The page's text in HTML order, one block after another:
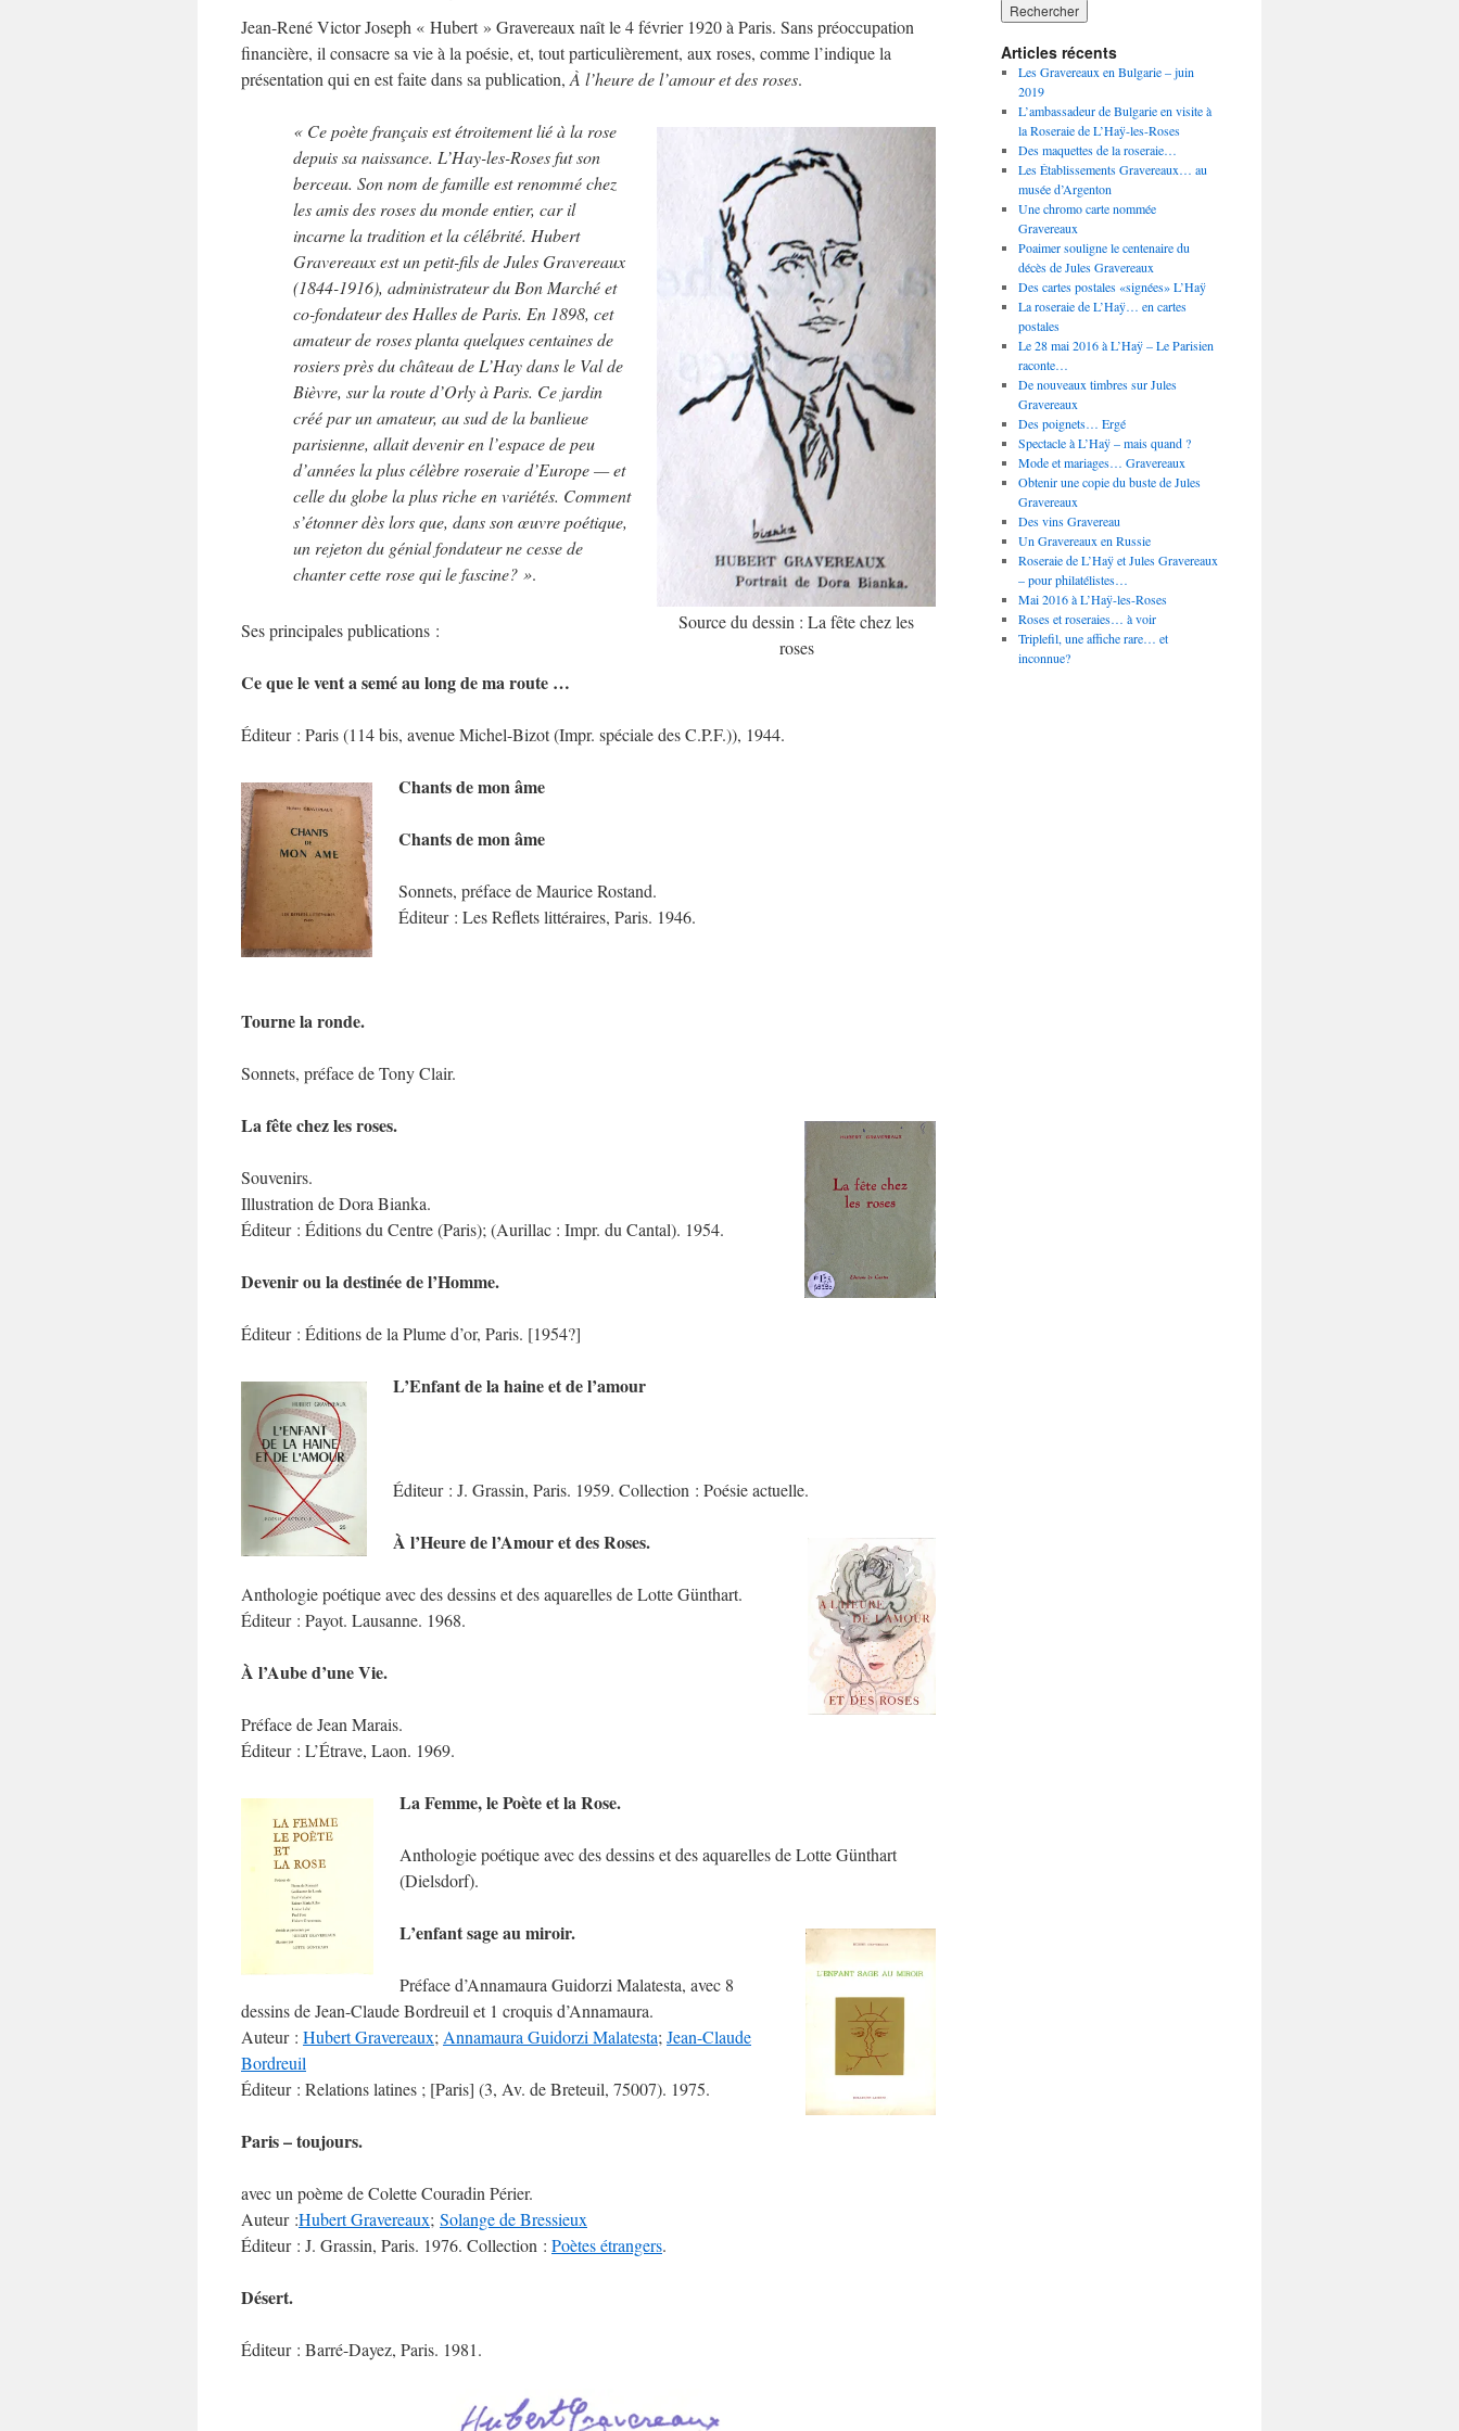
Jean-René Victor Joseph « Hubert » Gravereaux naît le 4 février 1920 à Paris. Sans préoccupation
financière, il consacre sa vie à la poésie, et, tout particulièrement, aux roses, comme l’indique la
présentation qui en est faite dans sa publication, À l’heure de l’amour et des roses.
Source du dessin : La fête chez les
roses
« Ce poète français est étroitement lié à la rose
depuis sa naissance. L’Hay-les-Roses fut son
berceau. Son nom de famille est renommé chez
les amis des roses du monde entier, car il
incarne la tradition et la célébrité. Hubert
Gravereaux est un petit-fils de Jules Gravereaux
(1844-1916), administrateur du Bon Marché et
co-fondateur des Halles de Paris. En 1898, cet
amateur de roses planta quelques centaines de
rosiers près du château de L’Hay dans le Val de
Bièvre, sur la route d’Orly à Paris. Ce jardin
créé par un amateur, au sud de la banlieue
parisienne, allait devenir en l’espace de peu
d’années la plus célèbre roseraie d’Europe — et
celle du globe la plus riche en variétés. Comment
s’étonner dès lors que, dans son œuvre poétique,
un rejeton du génial fondateur ne cesse de
chanter cette rose qui le fascine? ».
Ses principales publications :
Ce que le vent a semé au long de ma route …
Éditeur : Paris (114 bis, avenue Michel-Bizot (Impr. spéciale des C.P.F.)), 1944.
Chants de mon âme
Chants de mon âme
Sonnets, préface de Maurice Rostand.
Éditeur : Les Reflets littéraires, Paris. 1946.
Tourne la ronde.
Sonnets, préface de Tony Clair.
La fête chez les roses.
Souvenirs.
Illustration de Dora Bianka.
Éditeur : Éditions du Centre (Paris); (Aurillac : Impr. du Cantal). 1954.
Devenir ou la destinée de l’Homme.
Éditeur : Éditions de la Plume d’or, Paris. [1954?]
L’Enfant de la haine et de l’amour
Éditeur : J. Grassin, Paris. 1959. Collection : Poésie actuelle.
À l’Heure de l’Amour et des Roses.
Anthologie poétique avec des dessins et des aquarelles de Lotte Günthart.
Éditeur : Payot. Lausanne. 1968.
À l’Aube d’une Vie.
Préface de Jean Marais.
Éditeur : L’Étrave, Laon. 1969.
La Femme, le Poète et la Rose.
Anthologie poétique avec des dessins et des aquarelles de Lotte Günthart
(Dielsdorf).
L’enfant sage au miroir.
Préface d’Annamaura Guidorzi Malatesta, avec 8
dessins de Jean-Claude Bordreuil et 1 croquis d’Annamaura.
Auteur : Hubert Gravereaux; Annamaura Guidorzi Malatesta; Jean-Claude
Bordreuil
Éditeur : Relations latines ; [Paris] (3, Av. de Breteuil, 75007). 1975.
Paris – toujours.
avec un poème de Colette Couradin Périer.
Auteur :Hubert Gravereaux; Solange de Bressieux
Éditeur : J. Grassin, Paris. 1976. Collection : Poètes étrangers.
Désert.
Éditeur : Barré-Dayez, Paris. 1981.
Articles récents
Les Gravereaux en Bulgarie – juin
2019
L’ambassadeur de Bulgarie en visite à
la Roseraie de L’Haÿ-les-Roses
Des maquettes de la roseraie…
Les Établissements Gravereaux… au
musée d’Argenton
Une chromo carte nommée
Gravereaux
Poaimer souligne le centenaire du
décès de Jules Gravereaux
Des cartes postales «signées» L’Haÿ
La roseraie de L’Haÿ… en cartes
postales
Le 28 mai 2016 à L’Haÿ – Le Parisien
raconte…
De nouveaux timbres sur Jules
Gravereaux
Des poignets… Ergé
Spectacle à L’Haÿ – mais quand ?
Mode et mariages… Gravereaux
Obtenir une copie du buste de Jules
Gravereaux
Des vins Gravereau
Un Gravereaux en Russie
Roseraie de L’Haÿ et Jules Gravereaux
– pour philatélistes…
Mai 2016 à L’Haÿ-les-Roses
Roses et roseraies… à voir
Triplefil, une affiche rare… et
inconnue?